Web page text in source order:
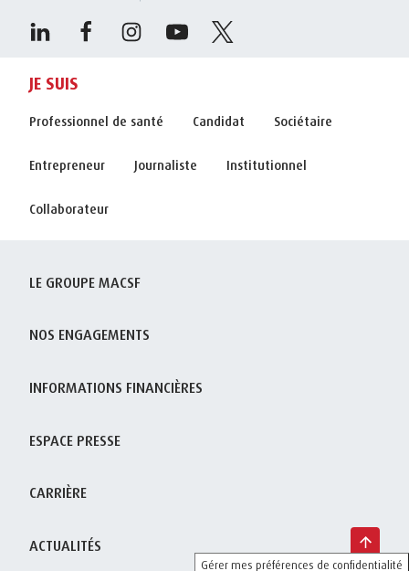
JE SUIS
Professionnel de santé Candidat Sociétaire
Entrepreneur Journaliste Institutionnel
Collaborateur
LE GROUPE MACSF
NOS ENGAGEMENTS
INFORMATIONS FINANCIÈRES
ESPACE PRESSE
CARRIÈRE
ACTUALITÉS
Gérer mes préférences de confidentialité